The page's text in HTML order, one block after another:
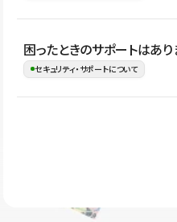
ながらレイアウトに影響を与え
す。
Studioでは、公開サイトやサー
の暗号化、データ保護、アクセ
はSSL/TLSによる通信暗号化に
困ったときのサポートはあり
セキュリティ・サポートについて
操作方法や機能については、
ユーザー同士で質問・相談でき